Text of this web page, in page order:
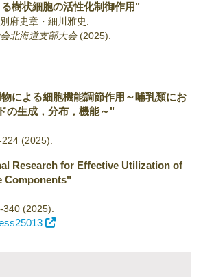
樹状細胞の活性化制御作用"
府史章・細川雅史.
北海道支部大会 (2025)
による細胞機能調節作用～哺乳類にお
の生成，分布，機能～"
224 (2025)
Research for Effective Utilization of
Components"
340 (2025)